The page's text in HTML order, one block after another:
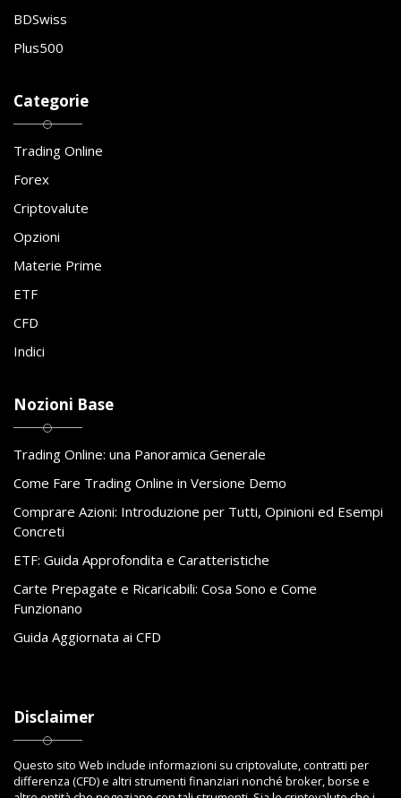
BDSwiss
Plus500
Categorie
Trading Online
Forex
Criptovalute
Opzioni
Materie Prime
ETF
CFD
Indici
Nozioni Base
Trading Online: una Panoramica Generale
Come Fare Trading Online in Versione Demo
Comprare Azioni: Introduzione per Tutti, Opinioni ed Esempi
Concreti
ETF: Guida Approfondita e Caratteristiche
Carte Prepagate e Ricaricabili: Cosa Sono e Come
Funzionano
Guida Aggiornata ai CFD
Disclaimer
Questo sito Web include informazioni su criptovalute, contratti per
differenza (CFD) e altri strumenti finanziari nonché broker, borse e